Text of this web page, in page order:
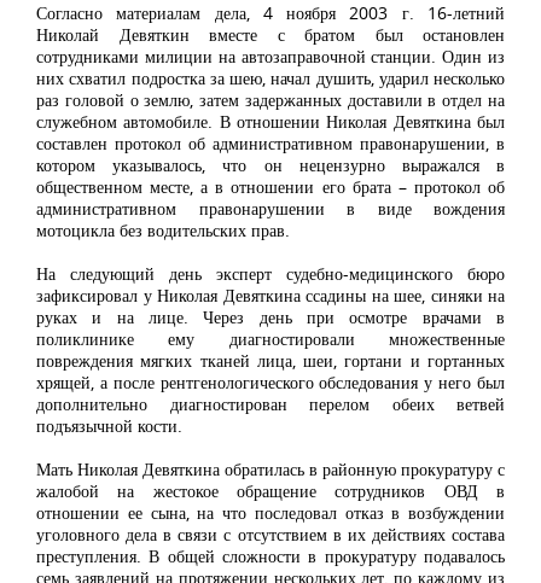
Согласно материалам дела, 4 ноября 2003 г. 16-летний
Николай Девяткин вместе с братом был остановлен
сотрудниками милиции на автозаправочной станции. Один из
них схватил подростка за шею, начал душить, ударил несколько
раз головой о землю, затем задержанных доставили в отдел на
служебном автомобиле. В отношении Николая Девяткина был
составлен протокол об административном правонарушении, в
котором указывалось, что он нецензурно выражался в
общественном месте, а в отношении его брата – протокол об
административном правонарушении в виде вождения
мотоцикла без водительских прав.
На следующий день эксперт судебно-медицинского бюро
зафиксировал у Николая Девяткина ссадины на шее, синяки на
руках и на лице. Через день при осмотре врачами в
поликлинике ему диагностировали множественные
повреждения мягких тканей лица, шеи, гортани и гортанных
хрящей, а после рентгенологического обследования у него был
дополнительно диагностирован перелом обеих ветвей
подъязычной кости.
Мать Николая Девяткина обратилась в районную прокуратуру с
жалобой на жестокое обращение сотрудников ОВД в
отношении ее сына, на что последовал отказ в возбуждении
уголовного дела в связи с отсутствием в их действиях состава
преступления. В общей сложности в прокуратуру подавалось
семь заявлений на протяжении нескольких лет, по каждому из